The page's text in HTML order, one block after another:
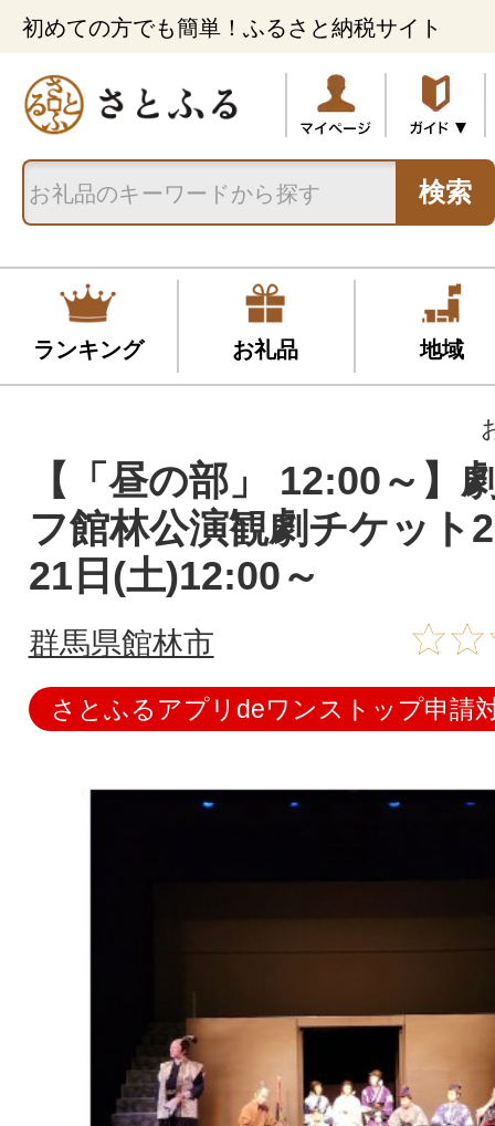
初めての方でも簡単！ふるさと納税サイト
検索
ランキング お礼品 地域
【「昼の部」 12:00～】
フ館林公演観劇チケット
21日(土)12:00～
群馬県館林市
さとふるアプリdeワンストップ申請